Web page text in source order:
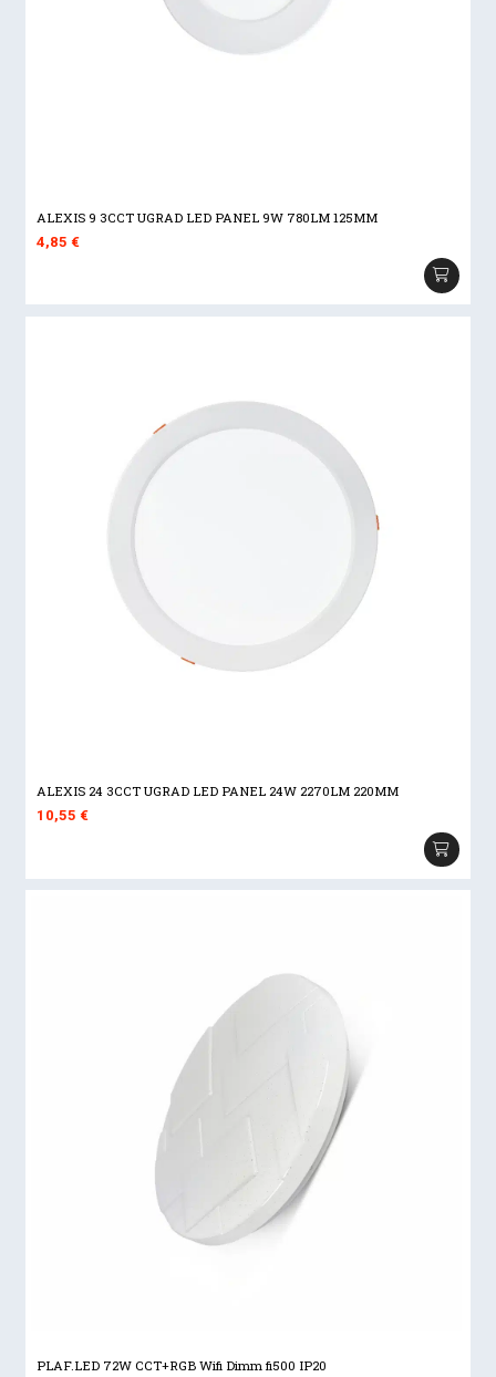
ALEXIS 9 3CCT UGRAD LED PANEL 9W 780LM 125MM
4,85€
ALEXIS 24 3CCT UGRAD LED PANEL 24W 2270LM 220MM
10,55€
PLAF.LED 72W CCT+RGB Wifi Dimm fi500 IP20